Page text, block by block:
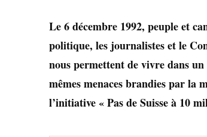
Le 6 décembre 1992, peuple et
politique, les journalistes et le
nous permettent de vivre dans
mêmes menaces brandies par la
l’initiative « Pas de Suisse à 10